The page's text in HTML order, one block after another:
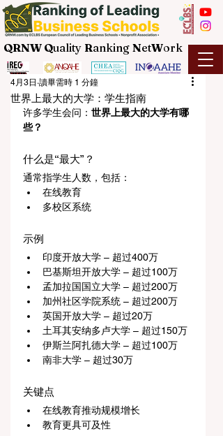
QRNW Quality Ranking NetWork
世界上最大的大学：学生指南
4月3日 讀畢需時 1 分鐘
许多学生会问： 世界上最大的大学有哪
些？
什么是“最大”？
通常指学生人数，包括：
在线教育
多校区系统
示例
印度开放大学 – 超过400万
巴基斯坦开放大学 – 超过100万
孟加拉国国立大学 – 超过200万
加州社区学院系统 – 超过200万
英国开放大学 – 超过20万
土耳其安纳多卢大学 – 超过150万
伊斯兰阿扎德大学 – 超过100万
南非大学 – 超过30万
关键点
在线教育推动规模增长
教育更具可及性